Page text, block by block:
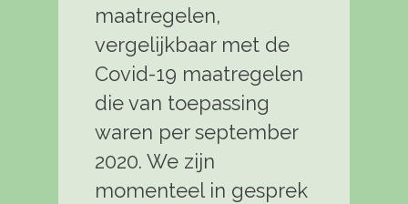
maatregelen,
vergelijkbaar met de
Covid-19 maatregelen
die van toepassing
waren per september
2020. We zijn
momenteel in gesprek